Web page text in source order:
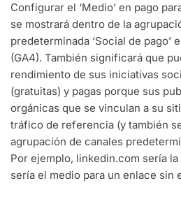
Configurar el ‘Medio’ en pago
se mostrará dentro de la
predeterminada ‘Social de pago’
(GA4). También significará que
rendimiento de sus iniciativas
(gratuitas) y pagas porque sus
orgánicas que se vinculan a su
tráfico de referencia (y también
agrupación de canales
Por ejemplo, linkedin.com sería
sería el medio para un enlace sin